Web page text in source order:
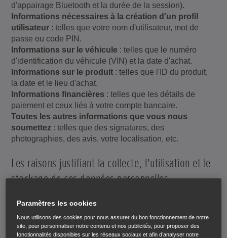
d'appairage Bluetooth et la durée de la session).
Informations nécessaires à la création d'un profil
utilisateur : telles que votre nom d'utilisateur, mot de
passe ou code PIN.
Informations sur le véhicule : telles que le numéro
d'identification du véhicule (VIN) et la date d'achat.
Informations sur le produit : telles que l'ID du produit,
la date et le lieu d'achat.
Informations financières : telles que les détails de
paiement et ceux liés à votre compte bancaire.
Toutes les autres informations que vous nous
soumettez : telles que des signatures, des
photographies, des avis, votre localisation, etc.
Les raisons justifiant la collecte, l'utilisation et le
stockage de ces données personnelles
Nous recueillons, utilisons et stockons vos données
Lorsqu'elles servent les intérêts légitimes de Honda,
Paramètres les cookies
Nous utilisons des cookies pour nous assurer du bon fonctionnement de notre
site, pour personnaliser notre contenu et nos publicités, pour proposer des
fonctionnalités disponibles sur les réseaux sociaux et afin d’analyser notre